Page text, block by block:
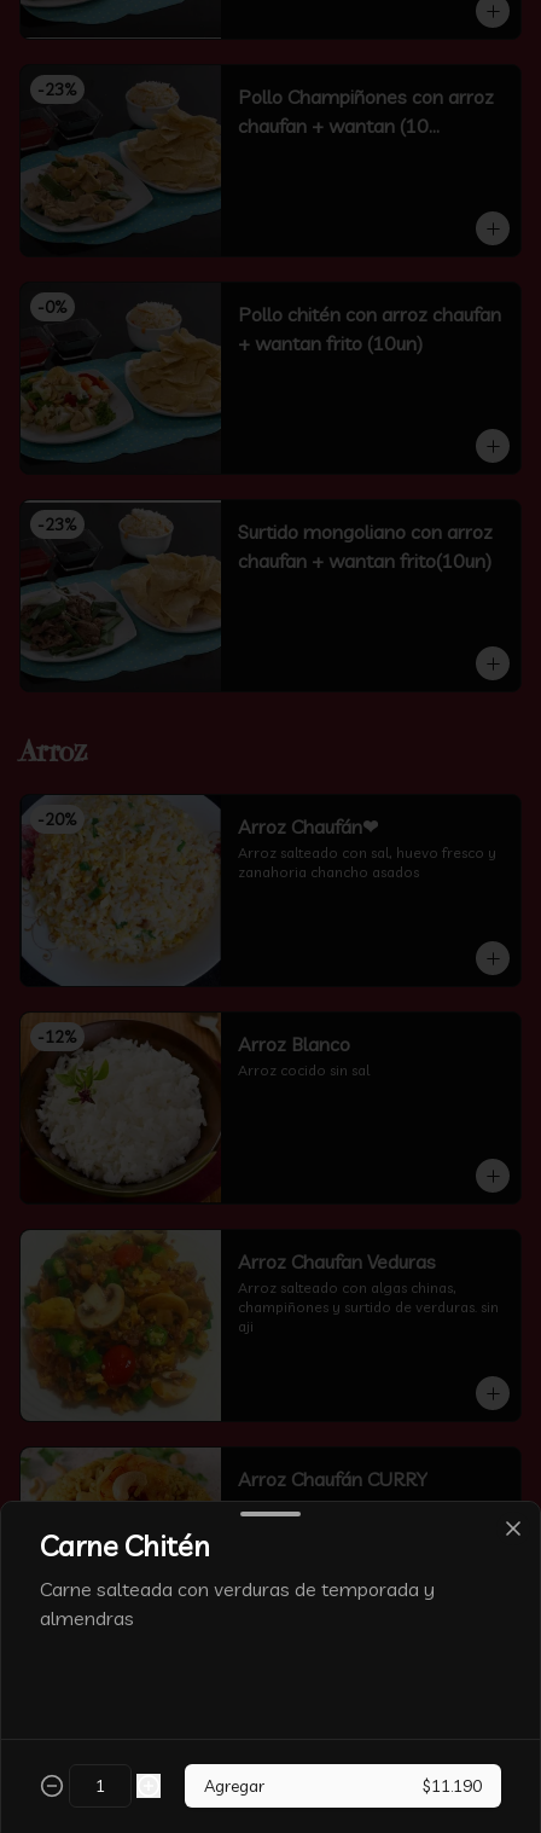
-23%
Pollo Champiñones con arroz
chaufan + wantan (10
-0%
Pollo chitén con arroz chaufan
+ wantan frito (10un)
-23%
Surtido mongoliano con arroz
chaufan + wantan frito(10un)
Arroz
-20% Arroz Chaufán❤
Arroz salteado con sal, huevo fresco y
zanahoria chancho asados
-12% Arroz Blanco
Arroz cocido sin sal
Arroz Chaufan Veduras
Arroz salteado con algas chinas,
champiñones y surtido de verduras. sin
aji
Arroz Chaufán CURRY
Carne Chitén
Carne salteada con verduras de temporada y
almendras
Agregar $11.190